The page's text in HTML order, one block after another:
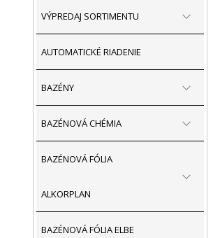
VÝPREDAJ SORTIMENTU
AUTOMATICKÉ RIADENIE
BAZÉNY
BAZÉNOVÁ CHÉMIA
BAZÉNOVÁ FÓLIA
ALKORPLAN
BAZÉNOVÁ FÓLIA ELBE